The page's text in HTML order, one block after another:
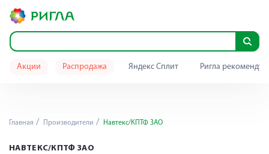
Акции Распродажа Яндекс Сплит Ригла
Главная Производители Навтекс/КПТФ ЗАО
НАВТЕКС/КПТФ ЗАО